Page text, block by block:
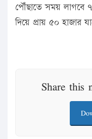
পৌঁছাতে সময় লাগবে
দিয়ে প্রায় ৫০ হাজার
Share this